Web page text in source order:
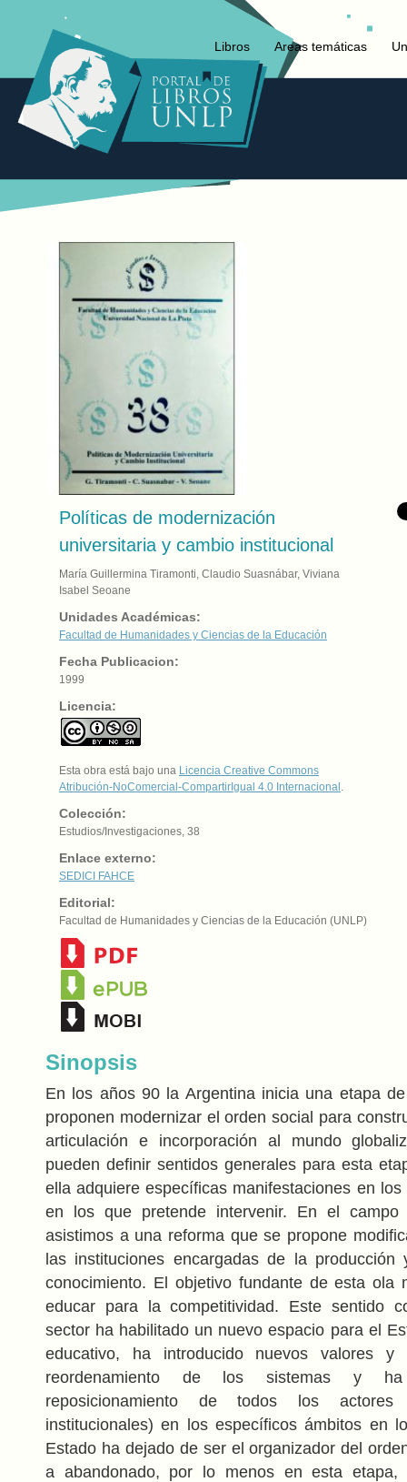
Libros Areas temáticas
Políticas de modernización
universitaria y cambio institucional
María Guillermina Tiramonti, Claudio Suasnábar, Viviana
Isabel Seoane
Unidades Académicas:
Facultad de Humanidades y Ciencias de la Educación
Fecha Publicacion:
1999
Licencia:
Esta obra está bajo una Licencia Creative Commons
Atribución-NoComercial-CompartirIgual 4.0 Internacional
Colección:
Estudios/Investigaciones, 38
Enlace externo:
SEDICI FAHCE
Editorial:
Facultad de Humanidades y Ciencias de la Educación (UNLP)
Sinopsis
En los años 90 la Argentina inicia una etapa
proponen modernizar el orden social para
articulación e incorporación al mundo
pueden definir sentidos generales para esta
ella adquiere específicas manifestaciones en
en los que pretende intervenir. En el campo
asistimos a una reforma que se propone
las instituciones encargadas de la producción
conocimiento. El objetivo fundante de esta ola
educar para la competitividad. Este sentido
sector ha habilitado un nuevo espacio para el
educativo, ha introducido nuevos valores y
reordenamiento de los sistemas y
reposicionamiento de todos los actores
institucionales) en los específicos ámbitos en
Estado ha dejado de ser el organizador del
a abandonado, por lo menos en esta etapa,